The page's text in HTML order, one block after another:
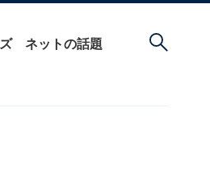
ネットの話題